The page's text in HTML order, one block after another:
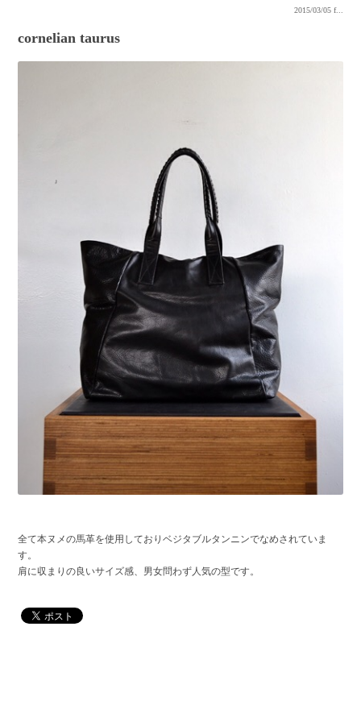
2015/03/05 f...
cornelian taurus
全て本ヌメの馬革を使用しておりベジタブルタンニンでなめされていま
す。
肩に収まりの良いサイズ感、男女問わず人気の型です。